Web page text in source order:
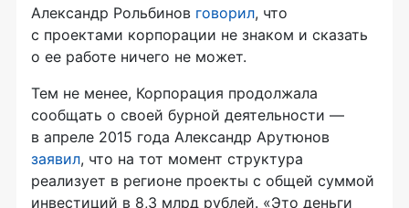
Александр Рольбинов говорил, что
с проектами корпорации не знаком и сказать
о ее работе ничего не может.
Тем не менее, Корпорация продолжала
сообщать о своей бурной деятельности —
в апреле 2015 года Александр Арутюнов
заявил, что на тот момент структура
реализует в регионе проекты с общей суммой
инвестиций в 8,3 млрд рублей. «Это деньги